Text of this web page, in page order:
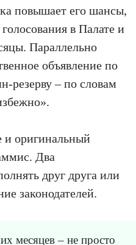
повышает его шансы,
в Палате и
Параллельно
объявление по
резерву – по словам
и оригинальный
Два
друг друга или
законодателей.
месяцев – не просто